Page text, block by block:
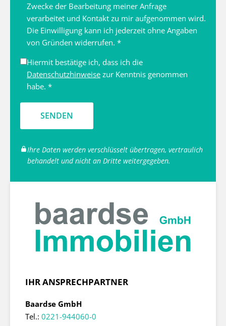
Zwecke der Bearbeitung meiner Anfrage
verarbeitet und Kontakt zu mir aufgenommen wird.
Die Einwilligung kann ich jederzeit ohne Angaben
von Gründen widerrufen. *
Hiermit bestätige ich, dass ich die
Datenschutzhinweise zur Kenntnis genommen
habe. *
SENDEN
Ihre Daten werden verschlüsselt übertragen, vertraulich
behandelt und nicht an Dritte weitergegeben.
IHR ANSPRECHPARTNER
Baardse GmbH
Tel.: 0221-944060-0